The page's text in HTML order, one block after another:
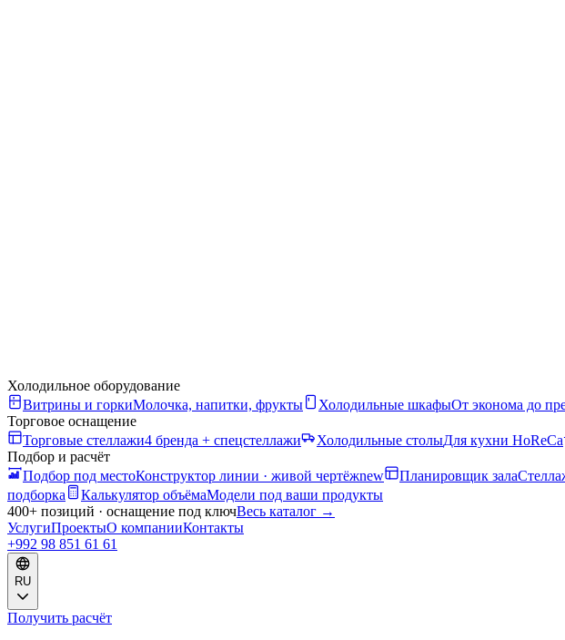
Холодильное оборудование
Витрины и горкиМолочка, напитки, фрукты Холодильные шкафыОт эконома до
Торговое оснащение
Торговые стеллажи4 бренда + спецстеллажи Холодильные столыДля кухни HoReCa
Подбор и расчёт
Подбор под местоКонструктор линии · живой чертёжnew Планировщик зала
подборка
Калькулятор объёмаМодели под ваши продукты
400+ позиций · оснащение под ключВесь каталог →
УслугиПроектыО компанииКонтакты
+992 98 851 61 61
RU
Получить расчёт